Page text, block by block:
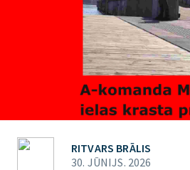
RITVARS BRĀLIS
30. JŪNIJS. 2026